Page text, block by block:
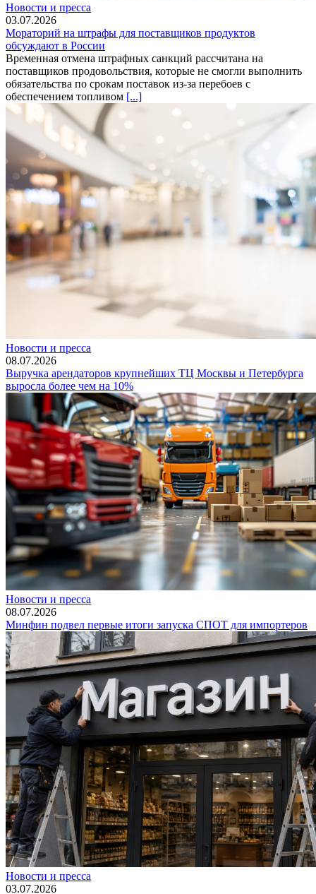
Новости и пресса
03.07.2026
Мораторий на штрафы для поставщиков продуктов
обсуждают в России
Временная отмена штрафных санкций рассчитана на
поставщиков продовольствия, которые не смогли выполнить
обязательства по срокам поставок из-за перебоев с
обеспечением топливом [...]
Новости и пресса
08.07.2026
Выручка арендаторов крупнейших ТЦ Москвы и Петербурга
выросла более чем на 10%
Новости и пресса
08.07.2026
Минфин подвел первые итоги запуска СПОТ для импортеров
Новости и пресса
03.07.2026